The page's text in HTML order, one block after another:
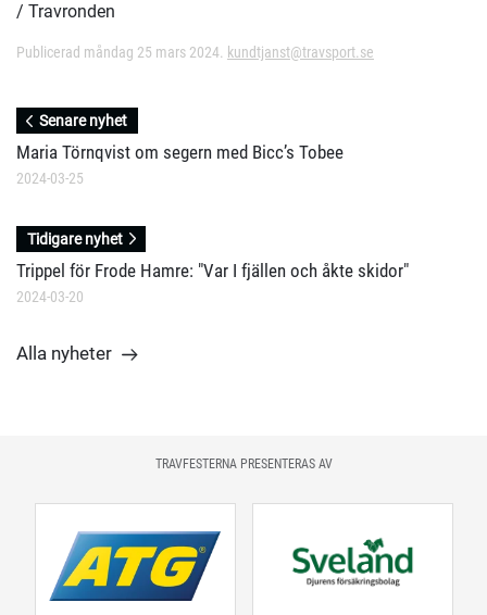
/ Travronden
Publicerad måndag 25 mars 2024. kundtjanst@travsport.se
Senare nyhet
Maria Törnqvist om segern med Bicc’s Tobee
2024-03-25
Tidigare nyhet
Trippel för Frode Hamre: "Var I fjällen och åkte skidor"
2024-03-20
Alla nyheter
TRAVFESTERNA PRESENTERAS AV